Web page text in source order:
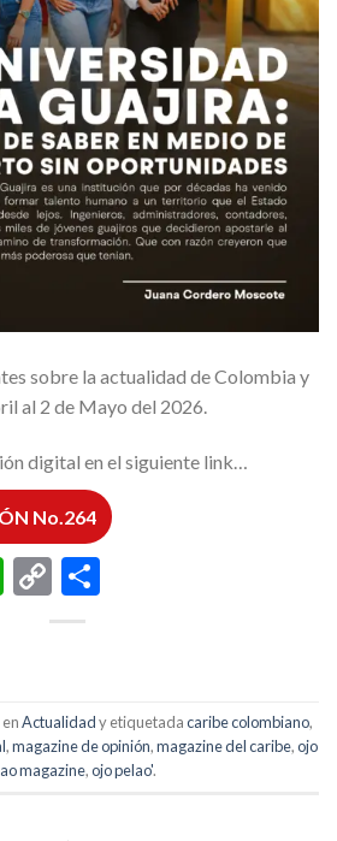
sobre la actualidad de Colombia y
al 2 de Mayo del 2026.
digital en el siguiente link…
No.264
WhatsApp
Copy
Link
Actualidady etiquetadacaribe colombiano,
,magazine de opinión,magazine del caribe,ojo
magazine,ojo pelao'.